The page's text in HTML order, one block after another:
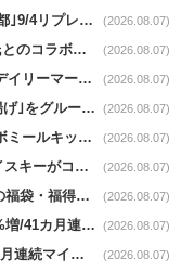
ロフトnews｜新生｢モマ デザインストア 京都｣9/4リプレイスオープン (2026.08.07)
ハンズnews｜創業50周年記念･ムロツヨシ氏とのコラボ企画｢ムロハンズ｣開催 (2026.08.07)
関西フードマーケットnews｜関西スーパーデイリーマート蒲生店8/7改装 (2026.08.07)
U.S.M.Hnews｜ ｢４種だしの国産むね塩唐揚げ｣をグループ610店で共同販促 (2026.08.07)
オイシックスnews｜スノーピークとのコラボミールキット8/13発売 (2026.08.07)
OICグループnews｜グループ酒造会社のウイスキーがコンペティション受賞 (2026.08.07)
PLANTnews｜お盆向けごちそう商品と｢夏の福袋・福得カート｣8/8から開催 (2026.08.07)
リテールパートナーズnews｜7月既存店1.5%増/41カ月連続増 (2026.08.07)
MrMax news｜7月既存店売上高1.6％減､2カ月連続マイナス (2026.08.07)